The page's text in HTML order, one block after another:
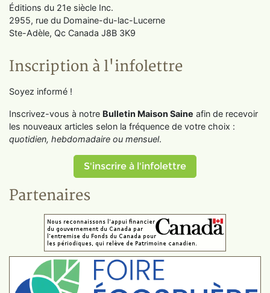
Éditions du 21e siècle Inc.
2955, rue du Domaine-du-lac-Lucerne
Ste-Adèle, Qc Canada J8B 3K9
Inscription à l'infolettre
Soyez informé !
Inscrivez-vous à notre Bulletin Maison Saine afin de recevoir
les nouveaux articles selon la fréquence de votre choix :
quotidien, hebdomadaire ou mensuel.
S'inscrire à l'infolettre
Partenaires